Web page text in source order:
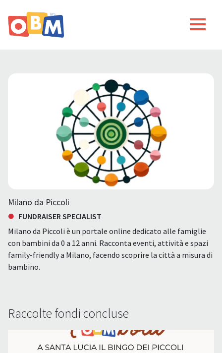
Milano da Piccoli
FUNDRAISER SPECIALIST
Milano da Piccoli è un portale online dedicato alle famiglie
con bambini da 0 a 12 anni. Racconta eventi, attività e spazi
family-friendly a Milano, facendo scoprire la città a misura di
bambino.
Raccolte fondi concluse